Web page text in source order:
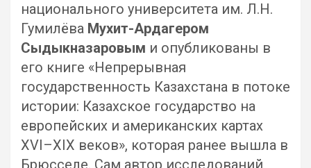
национального университета им. Л.Н.
Гумилёва Мухит-Ардагером
Сыдыкназаровым и опубликованы в
его книге «Непрерывная
государственность Казахстана в потоке
истории: Казахское государство на
европейских и американских картах
XVI–XIX веков», которая ранее вышла в
Брюсселе. Сам автор исследований